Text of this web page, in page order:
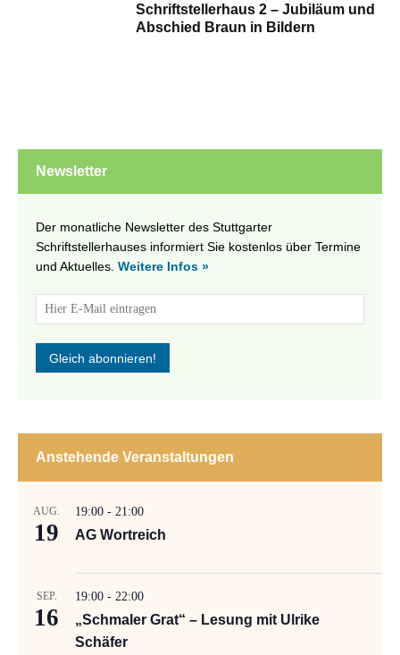
Schriftstellerhaus 2 – Jubiläum und
Abschied Braun in Bildern
Newsletter
Der monatliche Newsletter des Stuttgarter
Schriftstellerhauses informiert Sie kostenlos über Termine
und Aktuelles. Weitere Infos »
Anstehende Veranstaltungen
AUG.
19
19:00 - 21:00
AG Wortreich
SEP.
16
19:00 - 22:00
„Schmaler Grat“ – Lesung mit Ulrike
Schäfer